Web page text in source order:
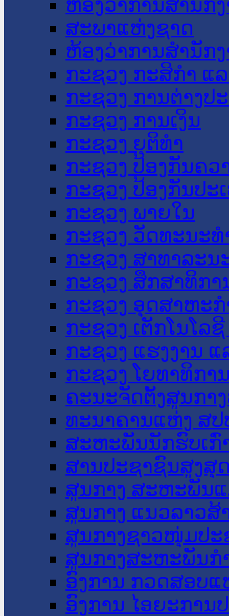
ຫ້ອງວ່າການສໍານັກ
ສະພາແຫ່ງຊາດ
ຫ້ອງວ່າການສຳນັກ
ກະຊວງ ກະສິກຳ ແ
ກະຊວງ ການຕ່າງປ
ກະຊວງ ການເງິນ
ກະຊວງ ຍຸຕິທໍາ
ກະຊວງ ປ້ອງກັນຄວ
ກະຊວງ ປ້ອງກັນປະ
ກະຊວງ ພາຍໃນ
ກະຊວງ ວັດທະນະ
ກະຊວງ ສາທາລະນ
ກະຊວງ ສຶກສາທິກາ
ກະຊວງ ອຸດສາຫະ
ກະຊວງ ເຕັກໂນໂລ
ກະຊວງ ແຮງງານ
ກະຊວງ ໂຍທາທິກາ
ຄະນະຈັດຕັ້ງສູນກາ
ທະນາຄານແຫ່ງ ສປ
ສະຫະພັນນັກຮົບເກົ່
ສານປະຊາຊົນສູງສຸ
ສູນກາງ ສະຫະພັນ
ສູນກາງ ແນວລາວສ້
ສູນກາງຊາວໜຸ່ມປະ
ສູນກາງສະຫະພັນກ
ອົງການ ກວດສອບແ
ອົງການ ໄອຍະການ